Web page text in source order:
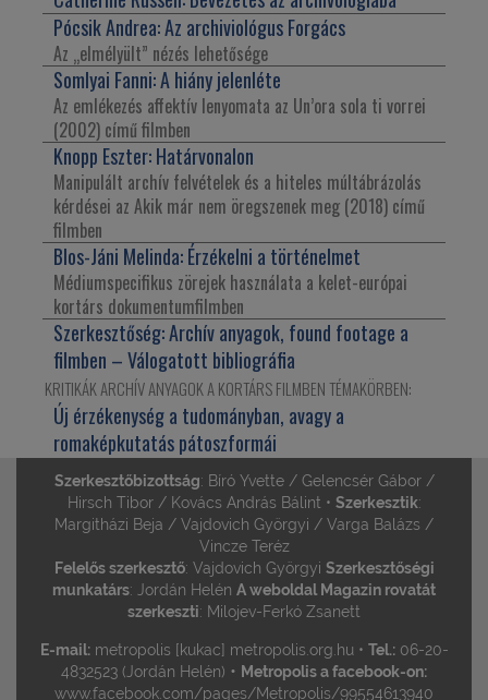
Pócsik Andrea:Az archiviológus Forgács
Az „elmélyült” nézés lehetősége
Somlyai Fanni:A hiány jelenléte
Az emlékezés affektív lenyomata az Un’ora sola ti vorrei
(2002) című filmben
Knopp Eszter:Határvonalon
Manipulált archív felvételek és a hiteles múltábrázolás
kérdései az Akik már nem öregszenek meg (2018) című
filmben
Blos-Jáni Melinda:Érzékelni a történelmet
Médiumspecifikus zörejek használata a kelet-európai
kortárs dokumentumfilmben
Szerkesztőség:Archív anyagok, found footage a
filmben – Válogatott bibliográfia
KRITIKÁK ARCHÍV ANYAGOK A KORTÁRS FILMBEN TÉMAKÖRBEN:
Új érzékenység a tudományban, avagy a
romaképkutatás pátoszformái
Szerkesztőbizottság: Bíró Yvette / Gelencsér Gábor /
Hirsch Tibor / Kovács András Bálint • Szerkesztik:
Margitházi Beja / Vajdovich Györgyi / Varga Balázs /
Vincze Teréz
Felelős szerkesztő: Vajdovich Györgyi Szerkesztőségi
munkatárs: Jordán Helén A weboldal Magazin rovatát
szerkeszti: Milojev-Ferkó Zsanett
E-mail:metropolis [kukac] metropolis.org.hu • Tel.:06-20-
4832523 (Jordán Helén) • Metropolis a facebook-on:
www.facebook.com/pages/Metropolis/99554613940